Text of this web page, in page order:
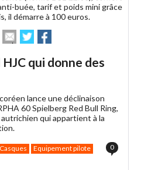
buée, tarif et poids mini grâce
il démarre à 100 euros.
Envoyer
cet
à
Partager
sur sur
qui donne des
lance une déclinaison
60 Spielberg Red Bull Ring,
qui appartient à la
Casques Equipement pilote 0